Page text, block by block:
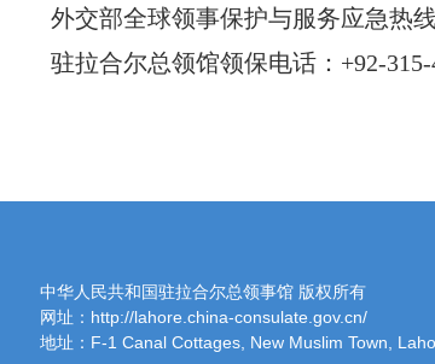
外交部全球领事保护与服务应急热
驻拉合尔总领馆领保电话：+92-315-
中华人民共和国驻拉合尔总领事馆 版权所有
网址：http://lahore.china-consulate.gov.cn/
地址：F-1 Canal Cottages, New Muslim Town,